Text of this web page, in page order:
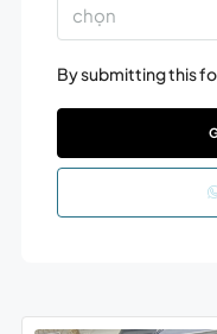
chọn
By submitting this